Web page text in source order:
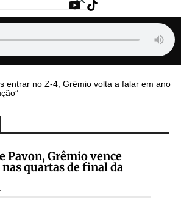
entrar no Z-4, Grêmio volta a falar em ano
Pavon, Grêmio vence
quartas de final da